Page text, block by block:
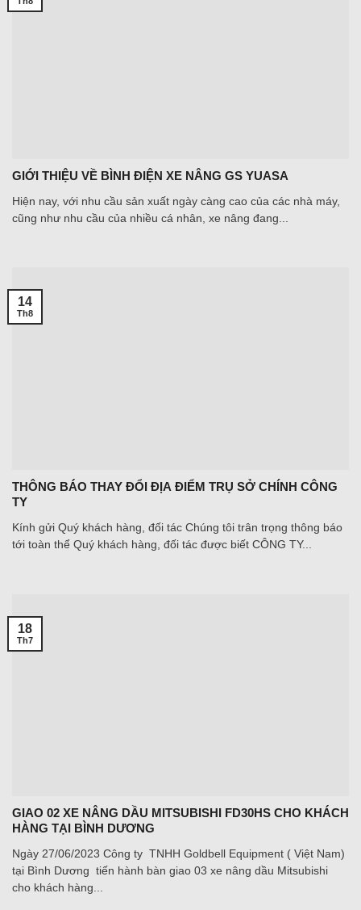
GIỚI THIỆU VỀ BÌNH ĐIỆN XE NÂNG GS YUASA
Hiện nay, với nhu cầu sản xuất ngày càng cao của các nhà máy,
cũng như nhu cầu của nhiều cá nhân, xe nâng đang...
THÔNG BÁO THAY ĐỔI ĐỊA ĐIỂM TRỤ SỞ CHÍNH CÔNG
TY
Kính gửi Quý khách hàng, đối tác Chúng tôi trân trọng thông báo
tới toàn thể Quý khách hàng, đối tác được biết CÔNG TY...
14
Th8
GIAO 02 XE NÂNG DẦU MITSUBISHI FD30HS CHO KHÁCH
HÀNG TẠI BÌNH DƯƠNG
Ngày 27/06/2023 Công ty TNHH Goldbell Equipment ( Việt Nam)
tại Bình Dương tiến hành bàn giao 03 xe nâng dầu Mitsubishi
cho khách hàng...
18
Th7